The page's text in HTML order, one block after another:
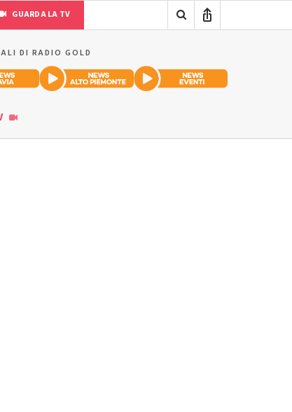
GUARDA LA TV
DI RADIO GOLD